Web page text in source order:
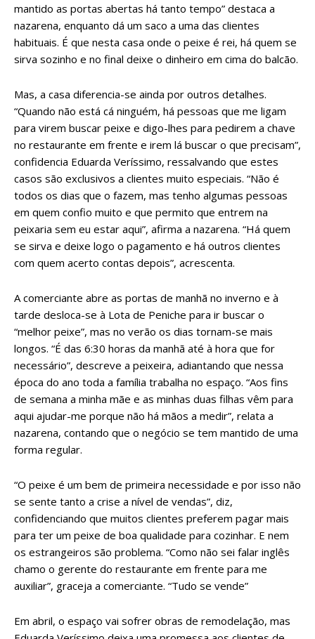
mantido as portas abertas há tanto tempo” destaca a
nazarena, enquanto dá um saco a uma das clientes
habituais. É que nesta casa onde o peixe é rei, há quem se
sirva sozinho e no final deixe o dinheiro em cima do balcão.
Mas, a casa diferencia-se ainda por outros detalhes.
“Quando não está cá ninguém, há pessoas que me ligam
para virem buscar peixe e digo-lhes para pedirem a chave
no restaurante em frente e irem lá buscar o que precisam”,
confidencia Eduarda Veríssimo, ressalvando que estes
casos são exclusivos a clientes muito especiais. “Não é
todos os dias que o fazem, mas tenho algumas pessoas
em quem confio muito e que permito que entrem na
peixaria sem eu estar aqui”, afirma a nazarena. “Há quem
se sirva e deixe logo o pagamento e há outros clientes
com quem acerto contas depois”, acrescenta.
A comerciante abre as portas de manhã no inverno e à
tarde desloca-se à Lota de Peniche para ir buscar o
“melhor peixe”, mas no verão os dias tornam-se mais
longos. “É das 6:30 horas da manhã até à hora que for
necessário”, descreve a peixeira, adiantando que nessa
época do ano toda a família trabalha no espaço. “Aos fins
de semana a minha mãe e as minhas duas filhas vêm para
aqui ajudar-me porque não há mãos a medir”, relata a
nazarena, contando que o negócio se tem mantido de uma
forma regular.
“O peixe é um bem de primeira necessidade e por isso não
se sente tanto a crise a nível de vendas”, diz,
confidenciando que muitos clientes preferem pagar mais
para ter um peixe de boa qualidade para cozinhar. E nem
os estrangeiros são problema. “Como não sei falar inglês
chamo o gerente do restaurante em frente para me
auxiliar”, graceja a comerciante. “Tudo se vende”
Em abril, o espaço vai sofrer obras de remodelação, mas